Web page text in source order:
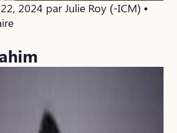
2024 par Julie Roy (-ICM) •